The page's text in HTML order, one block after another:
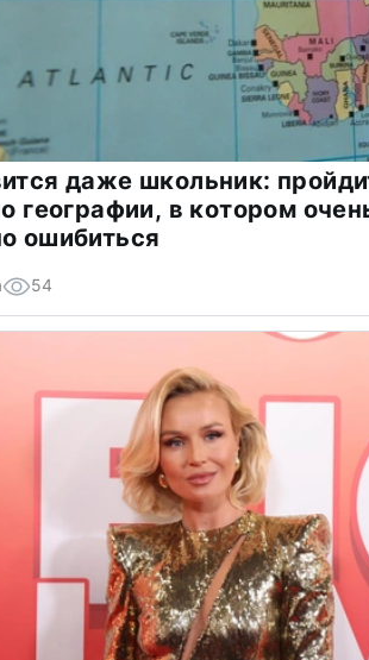
даже школьник:
географии, в котором
ошибиться
54